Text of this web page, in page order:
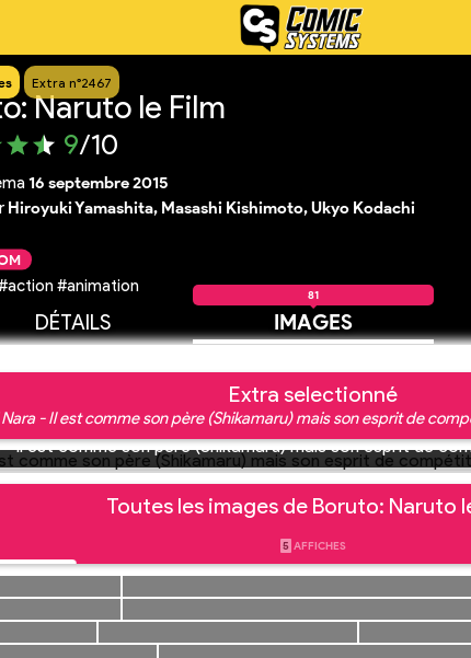
Extra n°2467
Naruto le Film
9/10
16 septembre 2015
Hiroyuki Yamashita, Masashi Kishimoto, Ukyo Kodachi
#animation
DÉTAILS IMAGES
81
Extra selectionné
- Il est comme son père (Shikamaru) mais son esprit de
Il est comme son père (Shikamaru) mais son esprit de
Toutes les images de Boruto: Naruto
5 AFFICHES